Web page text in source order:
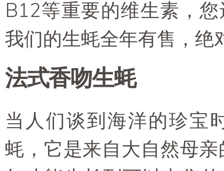
B12等重要的维生素，
我们的生蚝全年有售，绝
法式香吻生蚝
当人们谈到海洋的珍宝
蚝，它是来自大自然母